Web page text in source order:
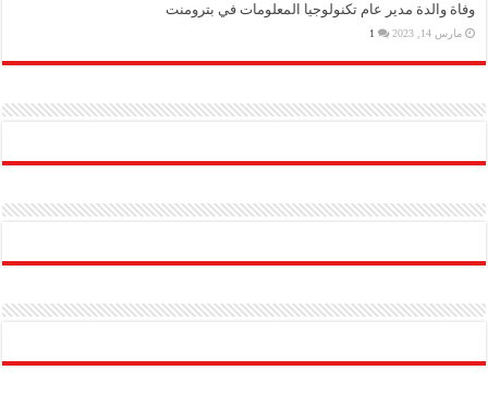
وفاة والدة مدير عام تكنولوجيا المعلومات في بترومنت
مارس 14, 2023 1